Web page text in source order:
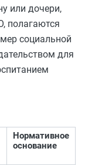
или дочери,
полагаются
социальной
для
Нормативное
основание